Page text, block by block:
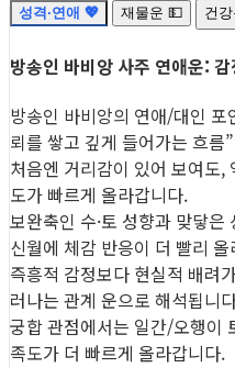
성격·연애 💖 재물운 💵 건
방송인 바비앙 사주 연애운:
방송인 바비앙의 연애/대인
뢰를 쌓고 깊게 들어가는 흐름
처음엔 거리감이 있어 보여도
도가 빠르게 올라갑니다.
보완축인 수·토 성향과 맞닿은
신월에 체감 반응이 더 빨리
즉흥적 감정보다 현실적 배려
러나는 관계 운으로 해석됩니
궁합 관점에서는 일간/오행이
족도가 더 빠르게 올라갑니다.